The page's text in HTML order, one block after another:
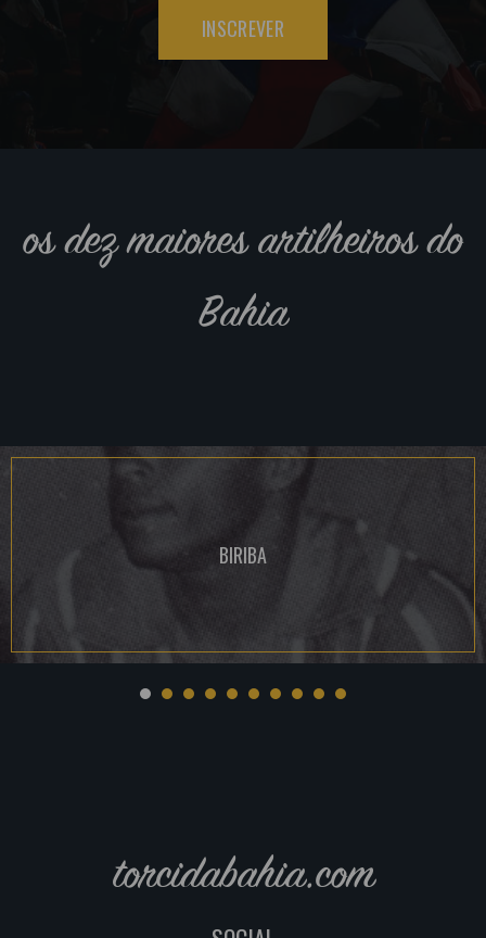
INSCREVER
os dez maiores artilheiros do
Bahia
BIRIBA
torcidabahia.com